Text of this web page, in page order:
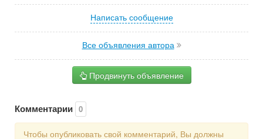
Написать сообщение
Все объявления автора
Продвинуть объявление
Комментарии 0
Чтобы опубликовать свой комментарий, Вы должны